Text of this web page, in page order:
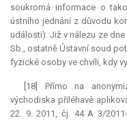
soukromá informace o
ústního jednání z důvodu
události). Již v nálezu ze dne
Sb., ostatně Ústavní soud
fyzické osoby ve chvíli, kdy
[18] Přímo na
východiska přiléhavě
22. 9. 2011, čj. 44 A 3/